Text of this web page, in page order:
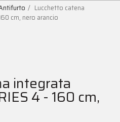
Lucchetto catena
cm, nero arancio
integrata
4 - 160 cm,